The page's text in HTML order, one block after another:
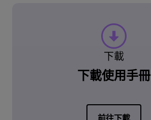
下載
下載使用手冊
前往下載